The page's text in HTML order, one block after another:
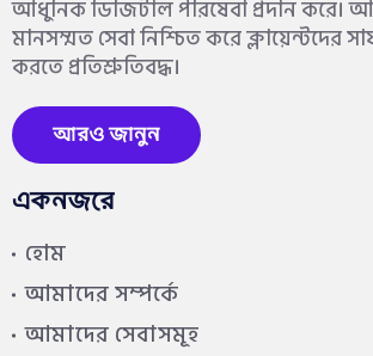
আধুনিক ডিজিটাল পরিষেবা প্রদান
মানসম্মত সেবা নিশ্চিত করে ক্লায়েন্টদের
করতে প্রতিশ্রুতিবদ্ধ।
আরও জানুন
একনজরে
হোম
আমাদের সম্পর্কে
আমাদের সেবাসমূহ